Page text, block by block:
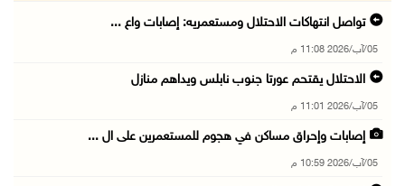
تواصل انتهاكات الاحتلال ومستعمريه: إصابات واع ...
05/آب/2026 11:08 م
الاحتلال يقتحم عورتا جنوب نابلس ويداهم منازل
05/آب/2026 11:01 م
إصابات وإحراق مساكن في هجوم للمستعمرين على ال ...
05/آب/2026 10:59 م